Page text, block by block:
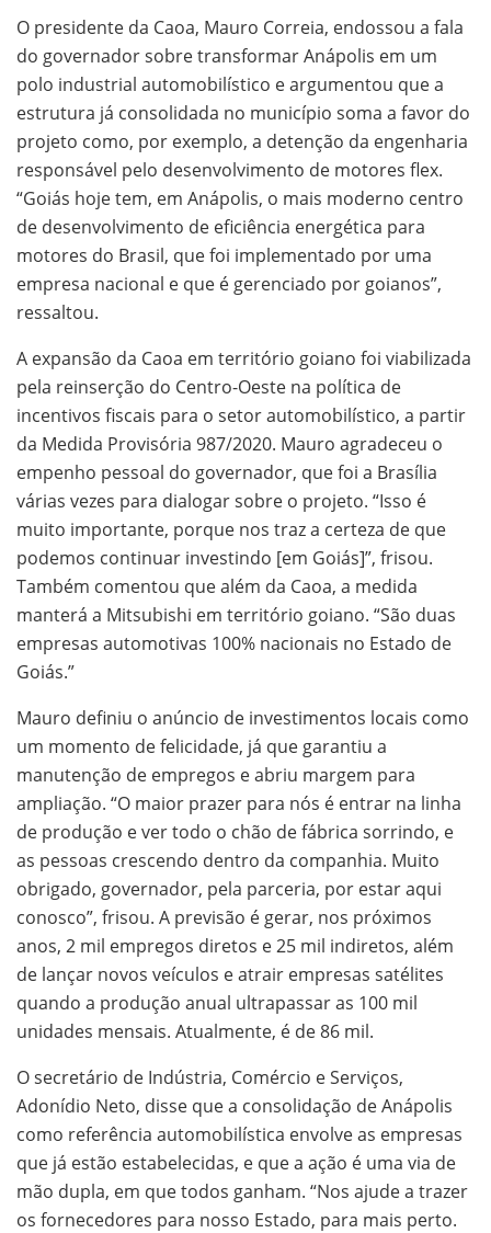
O presidente da Caoa, Mauro Correia, endossou a fala
do governador sobre transformar Anápolis em um
polo industrial automobilístico e argumentou que a
estrutura já consolidada no município soma a favor do
projeto como, por exemplo, a detenção da engenharia
responsável pelo desenvolvimento de motores flex.
“Goiás hoje tem, em Anápolis, o mais moderno centro
de desenvolvimento de eficiência energética para
motores do Brasil, que foi implementado por uma
empresa nacional e que é gerenciado por goianos”,
ressaltou.
A expansão da Caoa em território goiano foi viabilizada
pela reinserção do Centro-Oeste na política de
incentivos fiscais para o setor automobilístico, a partir
da Medida Provisória 987/2020. Mauro agradeceu o
empenho pessoal do governador, que foi a Brasília
várias vezes para dialogar sobre o projeto. “Isso é
muito importante, porque nos traz a certeza de que
podemos continuar investindo [em Goiás]”, frisou.
Também comentou que além da Caoa, a medida
manterá a Mitsubishi em território goiano. “São duas
empresas automotivas 100% nacionais no Estado de
Goiás.”
Mauro definiu o anúncio de investimentos locais como
um momento de felicidade, já que garantiu a
manutenção de empregos e abriu margem para
ampliação. “O maior prazer para nós é entrar na linha
de produção e ver todo o chão de fábrica sorrindo, e
as pessoas crescendo dentro da companhia. Muito
obrigado, governador, pela parceria, por estar aqui
conosco”, frisou. A previsão é gerar, nos próximos
anos, 2 mil empregos diretos e 25 mil indiretos, além
de lançar novos veículos e atrair empresas satélites
quando a produção anual ultrapassar as 100 mil
unidades mensais. Atualmente, é de 86 mil.
O secretário de Indústria, Comércio e Serviços,
Adonídio Neto, disse que a consolidação de Anápolis
como referência automobilística envolve as empresas
que já estão estabelecidas, e que a ação é uma via de
mão dupla, em que todos ganham. “Nos ajude a trazer
os fornecedores para nosso Estado, para mais perto.